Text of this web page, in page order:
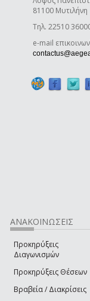
81100 Μυτιλήνη
Τηλ. 22510
e-mail
ΑΝΑΚΟΙΝΩΣΕΙΣ
Προκηρύξεις
Διαγωνισμών
Προκηρύξεις Θέσεων
Βραβεία / Διακρίσεις